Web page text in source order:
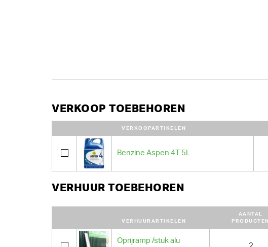
VERKOOP TOEBEHOREN
VERKOOPARTIKELEN
Benzine Aspen 4T 5L
VERHUUR TOEBEHOREN
VERHUURARTIKELEN
AANTAL
PRODUCTEN
Oprijramp /stuk alu
2